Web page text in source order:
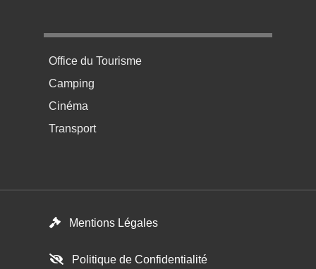
Menu pratique bas de page 4
Office du Tourisme
Camping
Cinéma
Transport
Mentions Légales
Politique de Confidentialité